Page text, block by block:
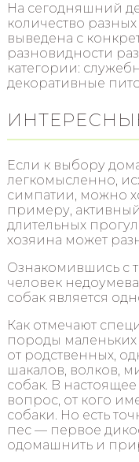
На сегодняшний
количество
выведена с
разновидности
категории:
декоративные
Если к выбору
легкомысленно,
симпатии, можно
примеру,
длительных
хозяина может
Ознакомившись с
человек
собак является
Как отмечают
породы
от родственных,
шакалов, волков,
собак. В настоящее
вопрос, от кого
собаки. Но есть
пес — первое
одомашнить и